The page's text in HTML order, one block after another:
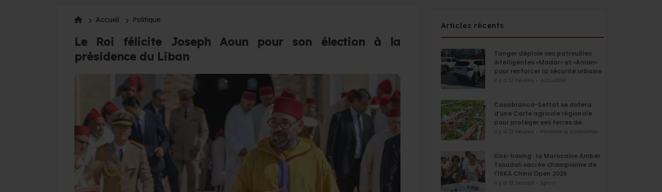
Accueil Politique
Le Roi félicite Joseph Aoun pour son élection à la
présidence du Liban
Articles récents
Tanger déploie ses patrouilles
intelligentes «Madar» et «Aman»
pour renforcer la sécurité urbaine
il y a 12 heures - Actualité
Casablanca-Settat se dotera
d’une Carte agricole régionale
pour protéger ses terres de
l’urbanisation
il y a 12 heures - Finance & Economie
Kick-boxing : la Marocaine Amber
Tsoudali sacrée championne de
l'ISKA China Open 2026
il y a 13 heures - Sport